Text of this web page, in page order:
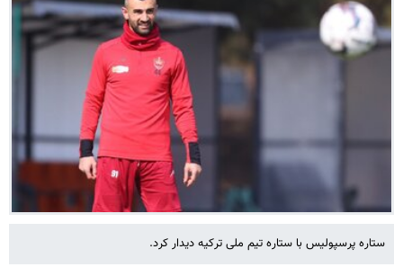
ستاره پرسپولیس با ستاره تیم ملی ترکیه دیدار کرد.